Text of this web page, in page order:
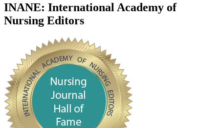
INANE: International Academy of
Nursing Editors